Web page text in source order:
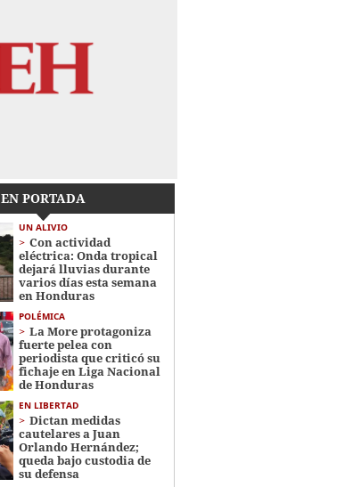
EN PORTADA
UN ALIVIO
Con actividad
eléctrica: Onda tropical
dejará lluvias durante
varios días esta semana
en Honduras
POLÉMICA
La More protagoniza
fuerte pelea con
periodista que criticó su
fichaje en Liga Nacional
de Honduras
EN LIBERTAD
Dictan medidas
cautelares a Juan
Orlando Hernández;
queda bajo custodia de
su defensa